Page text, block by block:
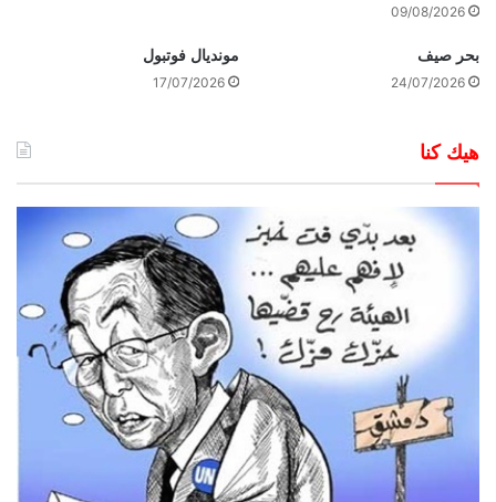
09/08/2026
بحر صيف
24/07/2026
مونديال فوتبول
17/07/2026
هيك كنا